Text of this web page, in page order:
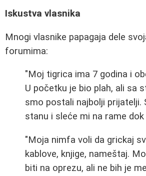
Iskustva vlasnika
Mnogi vlasnike papagaja dele
forumima:
"Moj tigrica ima 7 godina i
U početku je bio plah, ali sa
smo postali najbolji prijatelji.
stanu i sleće mi na rame dok
"Moja nimfa voli da grickaj
kablove, knjige, nameštaj.
biti na oprezu, ali ne bih je